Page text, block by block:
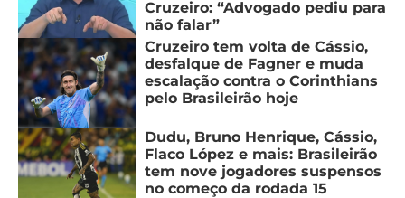
Cruzeiro: “Advogado pediu para
não falar”
Cruzeiro tem volta de Cássio,
desfalque de Fagner e muda
escalação contra o Corinthians
pelo Brasileirão hoje
Dudu, Bruno Henrique, Cássio,
Flaco López e mais: Brasileirão
tem nove jogadores suspensos
no começo da rodada 15